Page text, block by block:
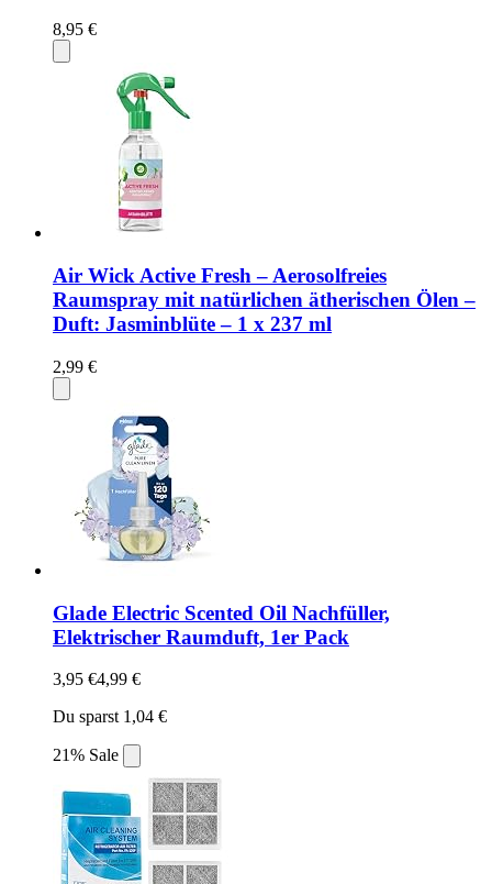
8,95 €
Air Wick Active Fresh – Aerosolfreies
Raumspray mit natürlichen ätherischen Ölen –
Duft: Jasminblüte – 1 x 237 ml
2,99 €
Glade Electric Scented Oil Nachfüller,
Elektrischer Raumduft, 1er Pack
3,95 €4,99 €
Du sparst 1,04 €
21% Sale